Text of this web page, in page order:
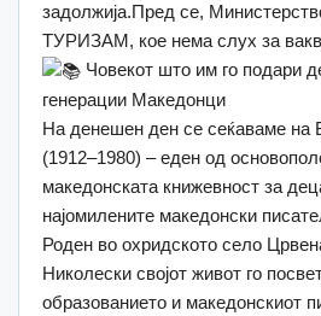
задолжија.Пред се,
ТУРИЗАМ, кое нема слух за
Човекот што им го подари
генерации Македонци
На денешен ден се сеќаваме на
(1912–1980) – еден од
македонската книжевност за
најомилените македонски
Роден во охридското село
Николески својот живот го
образованието и македонскиот